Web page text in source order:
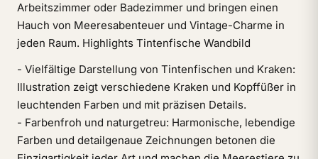
Arbeitszimmer oder Badezimmer und bringen einen
Hauch von Meeresabenteuer und Vintage-Charme in
jeden Raum. Highlights Tintenfische Wandbild
- Vielfältige Darstellung von Tintenfischen und Kraken:
Illustration zeigt verschiedene Kraken und Kopffüßer in
leuchtenden Farben und mit präzisen Details.
- Farbenfroh und naturgetreu: Harmonische, lebendige
Farben und detailgenaue Zeichnungen betonen die